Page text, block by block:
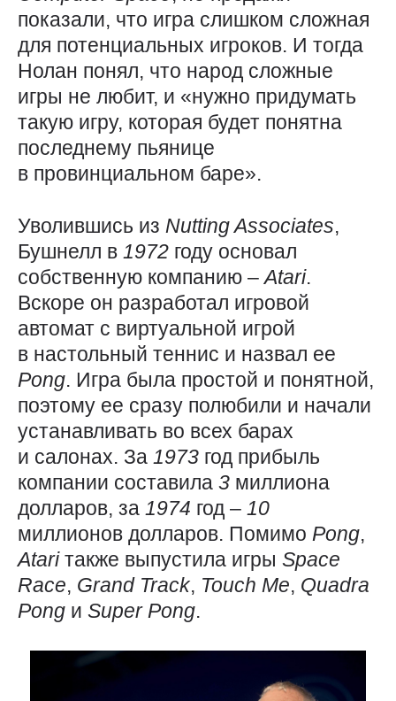
показали, что игра слишком сложная
для потенциальных игроков. И тогда
Нолан понял, что народ сложные
игры не любит, и «нужно придумать
такую игру, которая будет понятна
последнему пьянице
в провинциальном баре».
Уволившись из NuttingAssociates,
Бушнелл в 1972 году основал
собственную компанию –Atari.
Вскоре он разработал игровой
автомат с виртуальной игрой
в настольный теннис и назвал ее
Pong. Игра была простой и понятной,
поэтому ее сразу полюбили и начали
устанавливать во всех барах
и салонах. За 1973 год прибыль
компании составила 3 миллиона
долларов, за 1974 год – 10
миллионов долларов. Помимо Pong,
Atariтакже выпустила игры Space
Race, Grand Track, Touch Me, Quadra
Pong и Super Pong.